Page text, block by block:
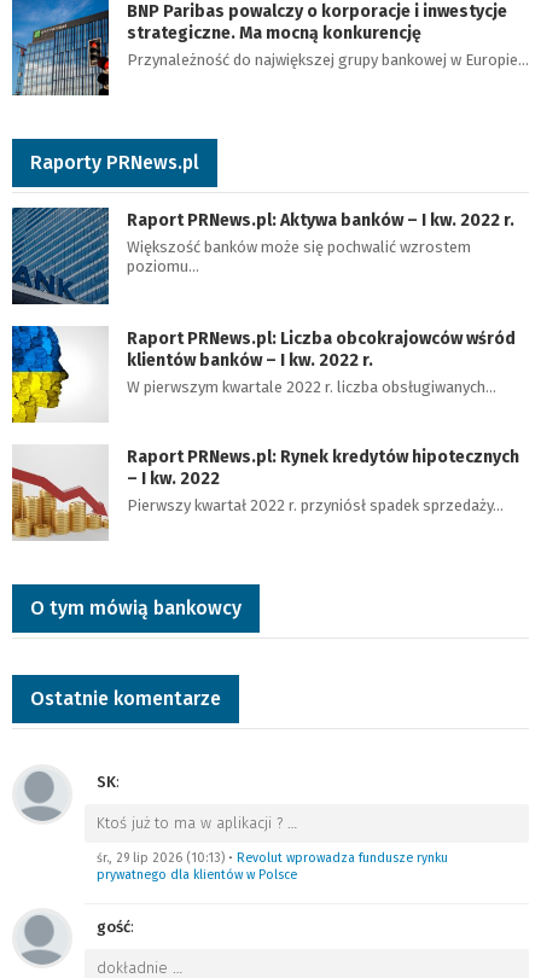
BNP Paribas powalczy o korporacje i inwestycje
strategiczne. Ma mocną konkurencję
Przynależność do największej grupy bankowej w Europie…
Raporty PRNews.pl
Raport PRNews.pl: Aktywa banków – I kw. 2022 r.
Większość banków może się pochwalić wzrostem
poziomu…
Raport PRNews.pl: Liczba obcokrajowców wśród
klientów banków – I kw. 2022 r.
W pierwszym kwartale 2022 r. liczba obsługiwanych…
Raport PRNews.pl: Rynek kredytów hipotecznych
– I kw. 2022
Pierwszy kwartał 2022 r. przyniósł spadek sprzedaży…
O tym mówią bankowcy
Ostatnie komentarze
SK:
Ktoś już to ma w aplikacji ? …
śr., 29 lip 2026 (10:13) • Revolut wprowadza fundusze rynku
prywatnego dla klientów w Polsce
gość:
dokładnie …